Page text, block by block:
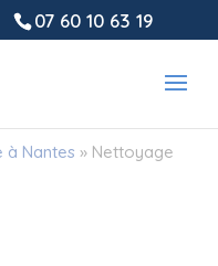
07 60 10 63 19
à Nantes » Nettoyage